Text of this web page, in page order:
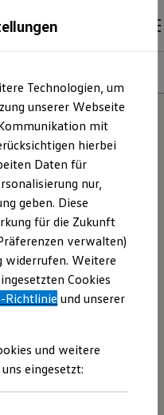
Gebrauchtwagen
Gebrauchtwagen
Gebrauchtwagen
die perfekt zu
Technologien, um
unserer Webseite
mit
hierbei
Daten für
nur,
geben. Diese
für die Zukunft
verwalten)
widerrufen. Weitere
Cookies
Richtlinie und unserer
und weitere
eingesetzt: